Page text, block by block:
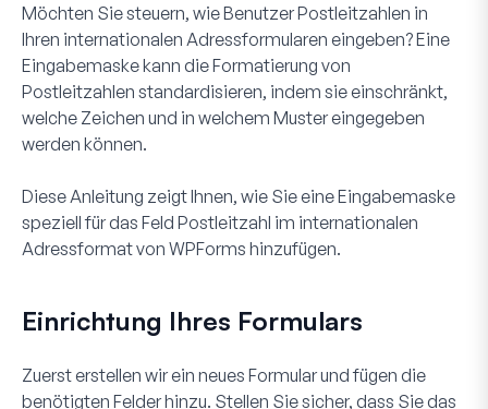
Möchten Sie steuern, wie Benutzer Postleitzahlen in
Ihren internationalen Adressformularen eingeben? Eine
Eingabemaske kann die Formatierung von
Postleitzahlen standardisieren, indem sie einschränkt,
welche Zeichen und in welchem Muster eingegeben
werden können.
Diese Anleitung zeigt Ihnen, wie Sie eine Eingabemaske
speziell für das Feld Postleitzahl im internationalen
Adressformat von WPForms hinzufügen.
Einrichtung Ihres Formulars
Zuerst erstellen wir ein neues Formular und fügen die
benötigten Felder hinzu. Stellen Sie sicher, dass Sie das